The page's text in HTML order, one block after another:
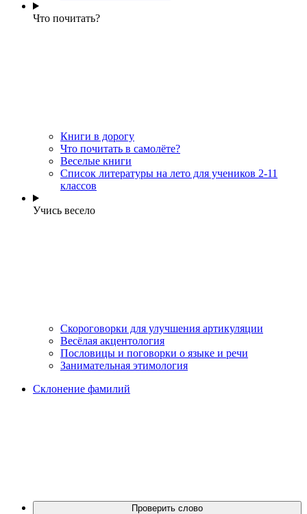
Что почитать?
Книги в дорогу
Что почитать в самолёте?
Веселые книги
Cписок литературы на лето для учеников 2-11
классов
Учись весело
Скороговорки для улучшения артикуляции
Весёлая акцентология
Пословицы и поговорки о языке и речи
Занимательная этимология
Склонение фамилий
Проверить слово